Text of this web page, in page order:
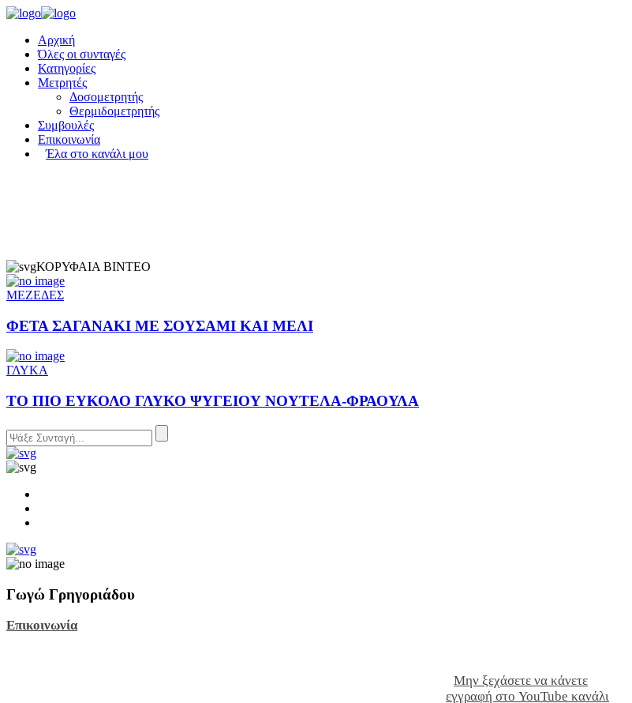
Αρχική
Όλες οι συνταγές
Κατηγορίες
Μετρητές
Δοσομετρητής
Θερμιδομετρητής
Συμβουλές
Επικοινωνία
Έλα στο κανάλι μου
ΚΟΡΥΦΑΙΑ ΒΙΝΤΕΟ
ΜΕΖΕΔΕΣ
ΦΕΤΑ ΣΑΓΑΝΑΚΙ ΜΕ ΣΟΥΣΑΜΙ ΚΑΙ ΜΕΛΙ
ΓΛΥΚΑ
ΤΟ ΠΙΟ ΕΥΚΟΛΟ ΓΛΥΚΟ ΨΥΓΕΙΟΥ ΝΟΥΤΕΛΑ-ΦΡΑΟΥΛΑ
Γωγώ Γρηγοριάδου
Επικοινωνία
Μην ξεχάσετε να κάνετε
εγγραφή στο YouTube κανάλι